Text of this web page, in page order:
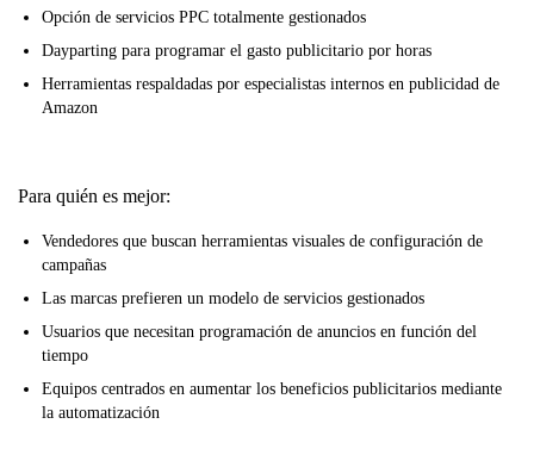
Opción de servicios PPC totalmente gestionados
Dayparting para programar el gasto publicitario por horas
Herramientas respaldadas por especialistas internos en publicidad de
Amazon
Para quién es mejor:
Vendedores que buscan herramientas visuales de configuración de
campañas
Las marcas prefieren un modelo de servicios gestionados
Usuarios que necesitan programación de anuncios en función del
tiempo
Equipos centrados en aumentar los beneficios publicitarios mediante
la automatización